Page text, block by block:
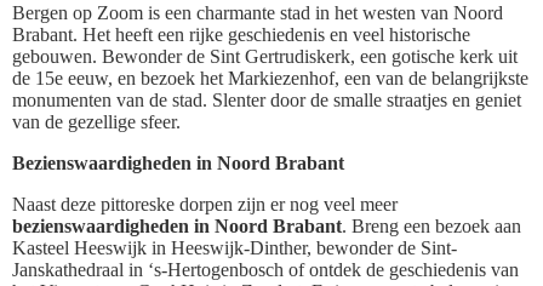
Bergen op Zoom is een charmante stad in het westen van Noord
Brabant. Het heeft een rijke geschiedenis en veel historische
gebouwen. Bewonder de Sint Gertrudiskerk, een gotische kerk uit
de 15e eeuw, en bezoek het Markiezenhof, een van de belangrijkste
monumenten van de stad. Slenter door de smalle straatjes en geniet
van de gezellige sfeer.
Bezienswaardigheden in Noord Brabant
Naast deze pittoreske dorpen zijn er nog veel meer
bezienswaardigheden in Noord Brabant. Breng een bezoek aan
Kasteel Heeswijk in Heeswijk-Dinther, bewonder de Sint-
Janskathedraal in ‘s-Hertogenbosch of ontdek de geschiedenis van